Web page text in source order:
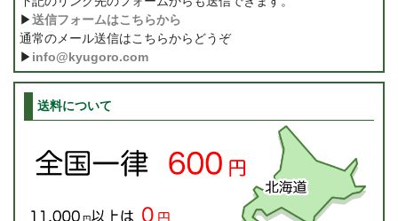
▶送信フォームはこちらから
通常のメール送信はこちらからどうぞ
▶ info@kyugoro.com
送料について